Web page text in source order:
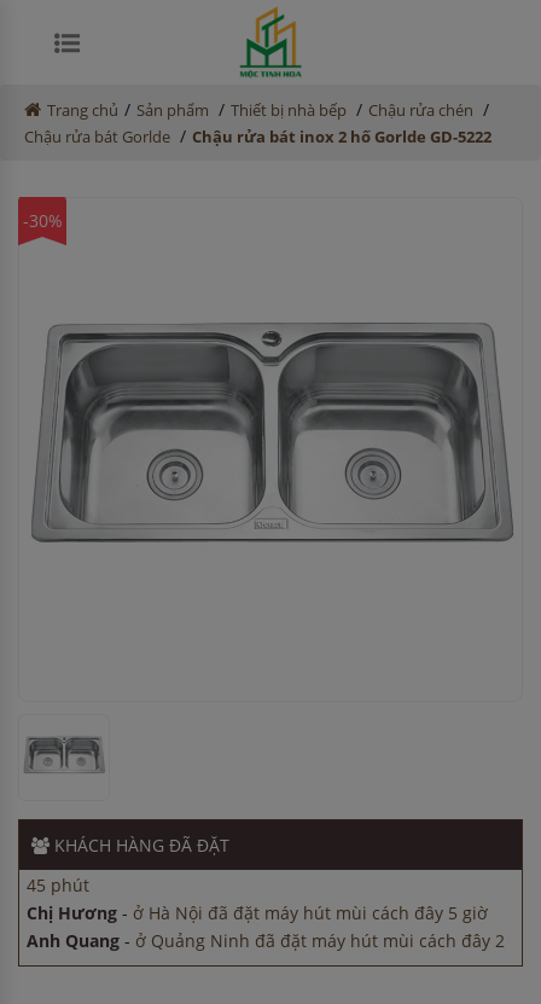
Trang chủ / Sản phẩm / Thiết bị nhà bếp / Chậu rửa chén /
Chậu rửa bát Gorlde / Chậu rửa bát inox 2 hố Gorlde GD-5222
-30%
KHÁCH HÀNG ĐÃ ĐẶT
Chị Hương
Chị Tuyết - ở Bình Dương đã mua chậu vòi rửa bát cách đây
45 phút
Chị Hương - ở Hà Nội đã đặt máy hút mùi cách đây 5 giờ
Anh Quang - ở Quảng Ninh đã đặt máy hút mùi cách đây 2
giờ